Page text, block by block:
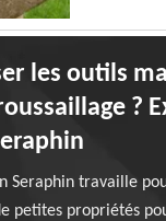
les outils
?
Seraphin travaille
petites propriétés